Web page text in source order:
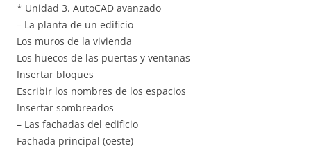
* Unidad 3. AutoCAD avanzado
– La planta de un edificio
Los muros de la vivienda
Los huecos de las puertas y ventanas
Insertar bloques
Escribir los nombres de los espacios
Insertar sombreados
– Las fachadas del edificio
Fachada principal (oeste)